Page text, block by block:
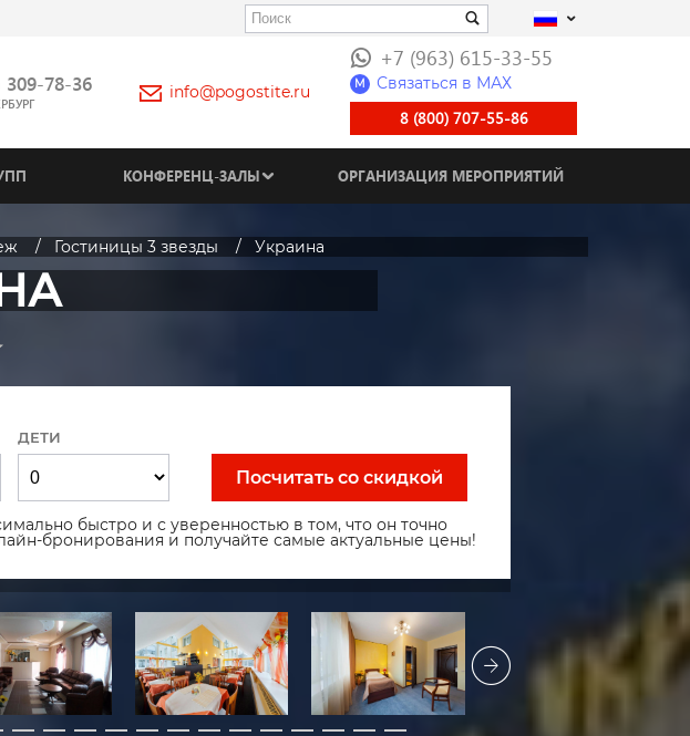
309-78-36 info@pogostite.ru
+7 (963) 615-33-55
M Связаться в МАХ
8 (800) 707-55-86
КОНФЕРЕНЦ-ЗАЛЫ ОРГАНИЗАЦИЯ МЕРОПРИЯТИЙ
Гостиницы 3 звезды Украина
ДЕТИ
Посчитать со скидкой
быстро и с уверенностью в том, что он точно
бронирования и получайте самые актуальные цены!